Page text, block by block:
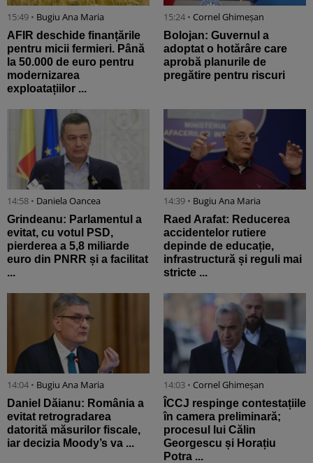
15:49 • Bugiu ⁠Ana Maria
AFIR deschide finanțările
pentru micii fermieri. Până
la 50.000 de euro pentru
modernizarea
exploatațiilor ...
15:24 • Cornel Ghimeșan
Bolojan: Guvernul a
adoptat o hotărâre care
aprobă planurile de
pregătire pentru riscuri
14:58 • Daniela Oancea
Grindeanu: Parlamentul a
evitat, cu votul PSD,
pierderea a 5,8 miliarde
euro din PNRR și a facilitat
...
14:39 • Bugiu ⁠Ana Maria
Raed Arafat: Reducerea
accidentelor rutiere
depinde de educație,
infrastructură și reguli mai
stricte ...
14:04 • Bugiu ⁠Ana Maria
Daniel Dăianu: România a
evitat retrogradarea
datorită măsurilor fiscale,
iar decizia Moody’s va ...
14:03 • Cornel Ghimeșan
ÎCCJ respinge contestațiile
în camera preliminară;
procesul lui Călin
Georgescu și Horațiu
Potra ...